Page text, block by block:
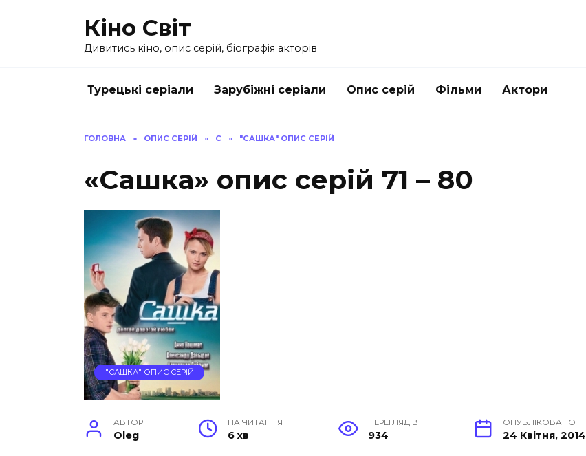
Кіно Світ
Дивитись кіно, опис серій, біографія акторів
Турецькі серіали Зарубіжні серіали Опис серій Фільми Актори
ГОЛОВНА » ОПИС СЕРІЙ » С » "САШКА" ОПИС СЕРІЙ
«Сашка» опис серій 71 – 80
"САШКА" ОПИС СЕРІЙ
АВТОР
Oleg
НА ЧИТАННЯ
6 хв
ПЕРЕГЛЯДІВ
934
ОПУБЛІКОВАНО
24 Квітня, 2014